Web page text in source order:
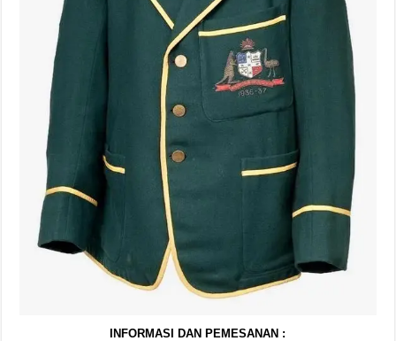
INFORMASI DAN PEMESANAN :